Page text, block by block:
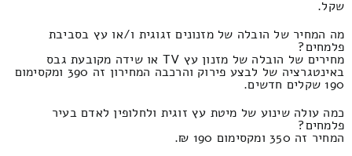
שקל.
מה המחיר של הובלה של מזנונים זגוגית ו/או עץ בסביבת
פלמחים?
מחירים של הובלה של מזנון עץ TV או שידה מקובעת גבס
באינטגרציה של לבצע פירוק והרכבה המחירון זה 390 ומקסימום
190 שקלים חדשים.
כמה עולה שינוע של מיטת עץ זוגית ולחלופין לאדם בעיר
פלמחים?
המחיר זה 350 ומקסימום 190 ₪.